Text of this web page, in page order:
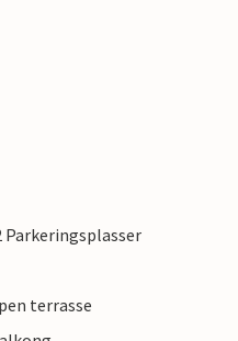
Parkeringsplasser
terrasse